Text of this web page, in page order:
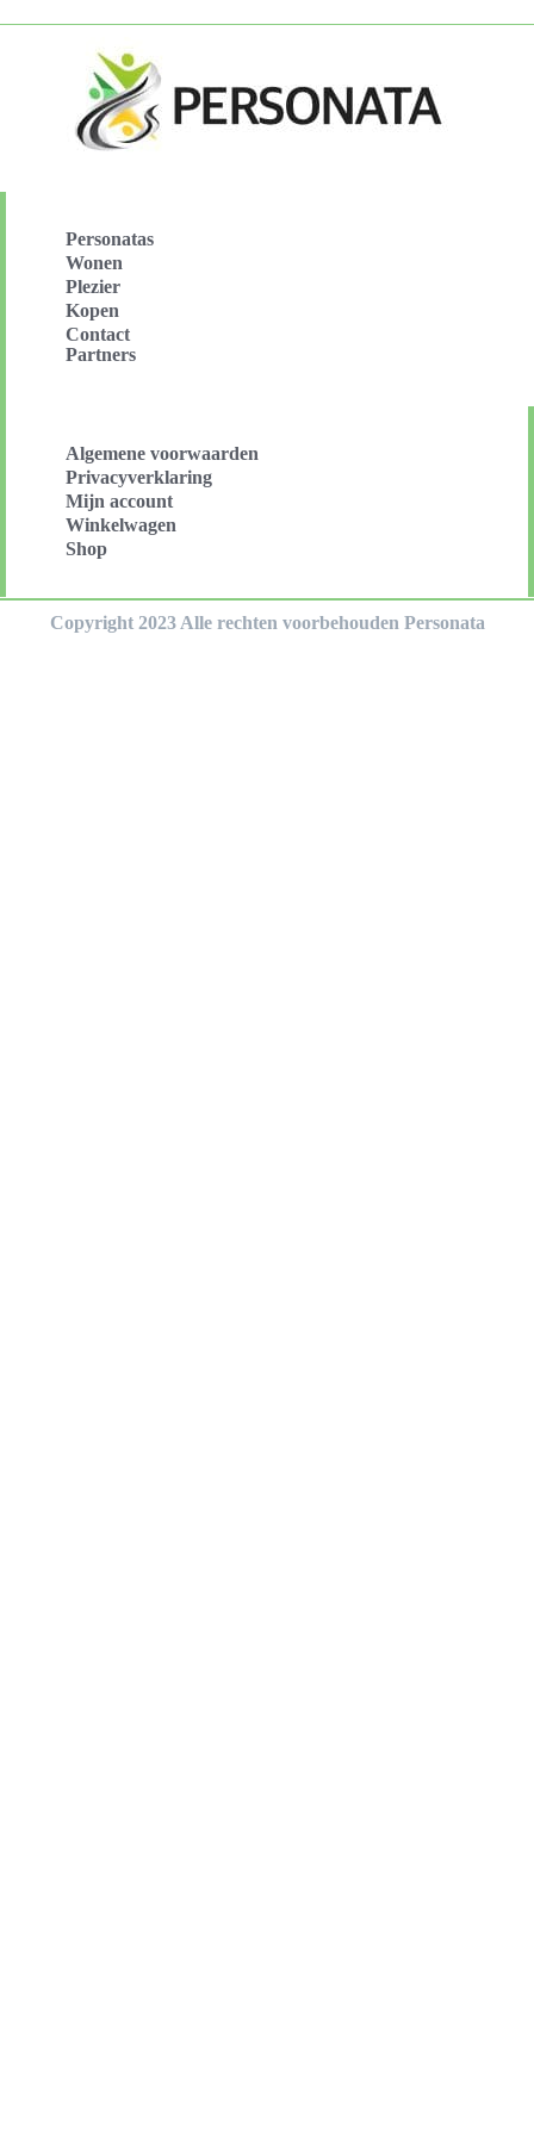
Personatas
Wonen
Plezier
Kopen
Contact
Partners
Algemene voorwaarden
Privacyverklaring
Mijn account
Winkelwagen
Shop
Copyright 2023 Alle rechten voorbehouden Personata